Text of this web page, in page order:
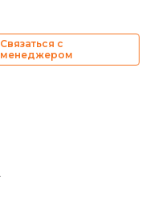
Связаться с
менеджером